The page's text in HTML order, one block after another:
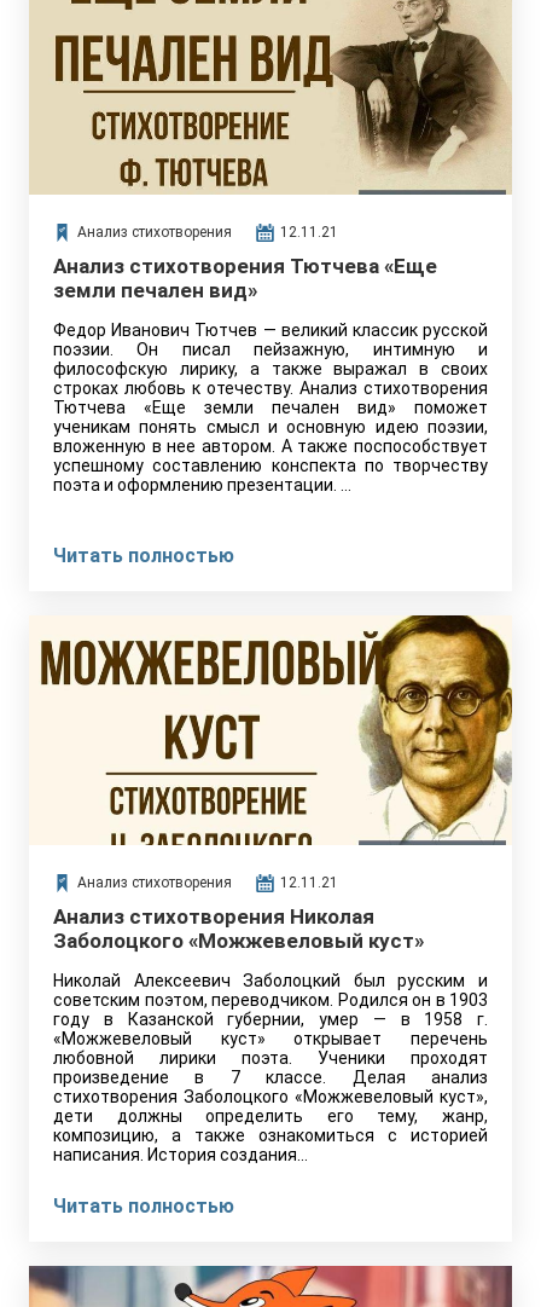
Анализ стихотворения 12.11.21
Анализ стихотворения Тютчева «Еще
земли печален вид»
Федор Иванович Тютчев — великий классик русской
поэзии. Он писал пейзажную, интимную и
философскую лирику, а также выражал в своих
строках любовь к отечеству. Анализ стихотворения
Тютчева «Еще земли печален вид» поможет
ученикам понять смысл и основную идею поэзии,
вложенную в нее автором. А также поспособствует
успешному составлению конспекта по творчеству
поэта и оформлению презентации. …
Читать полностью
Анализ стихотворения 12.11.21
Анализ стихотворения Николая
Заболоцкого «Можжевеловый куст»
Николай Алексеевич Заболоцкий был русским и
советским поэтом, переводчиком. Родился он в 1903
году в Казанской губернии, умер — в 1958 г.
«Можжевеловый куст» открывает перечень
любовной лирики поэта. Ученики проходят
произведение в 7 классе. Делая анализ
стихотворения Заболоцкого «Можжевеловый куст»,
дети должны определить его тему, жанр,
композицию, а также ознакомиться с историей
написания. История создания…
Читать полностью